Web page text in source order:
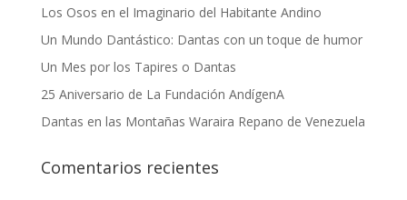
Los Osos en el Imaginario del Habitante Andino
Un Mundo Dantástico: Dantas con un toque de humor
Un Mes por los Tapires o Dantas
25 Aniversario de La Fundación AndígenA
Dantas en las Montañas Waraira Repano de Venezuela
Comentarios recientes